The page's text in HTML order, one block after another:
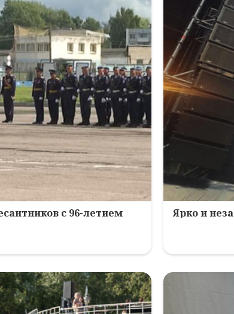
с 96-летием Ярко и